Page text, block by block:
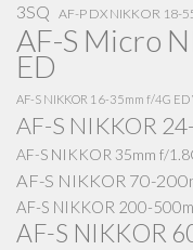
3SQ AF-P DX NIKKOR 18-
AF-S Micro
ED
AF-S NIKKOR 16-35mm f/4G ED
AF-S NIKKOR
AF-S NIKKOR 35mm f/
AF-S NIKKOR 70-
AF-S NIKKOR 200-
AF-S NIKKOR